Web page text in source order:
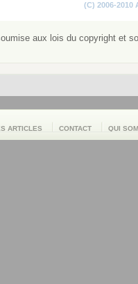
(C) 2006-2010
aux lois du copyright et
ARTICLES CONTACT QUI